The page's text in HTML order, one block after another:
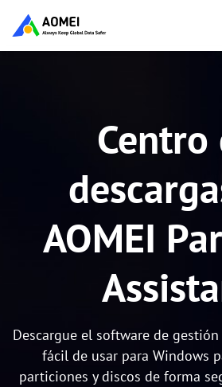
Centro
AOMEI
Descargue el software de
fácil de usar para Windows
particiones y discos de forma